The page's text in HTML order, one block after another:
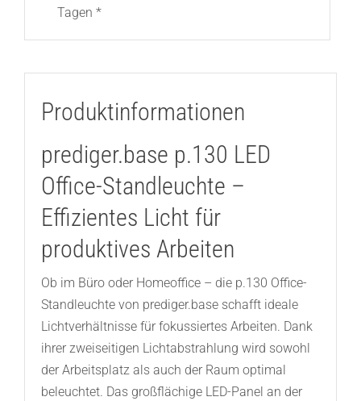
Tagen *
Produktinformationen
prediger.base p.130 LED
Office-Standleuchte –
Effizientes Licht für
produktives Arbeiten
Ob im Büro oder Homeoffice – die p.130 Office-
Standleuchte von prediger.base schafft ideale
Lichtverhältnisse für fokussiertes Arbeiten. Dank
ihrer zweiseitigen Lichtabstrahlung wird sowohl
der Arbeitsplatz als auch der Raum optimal
beleuchtet. Das großflächige LED-Panel an der